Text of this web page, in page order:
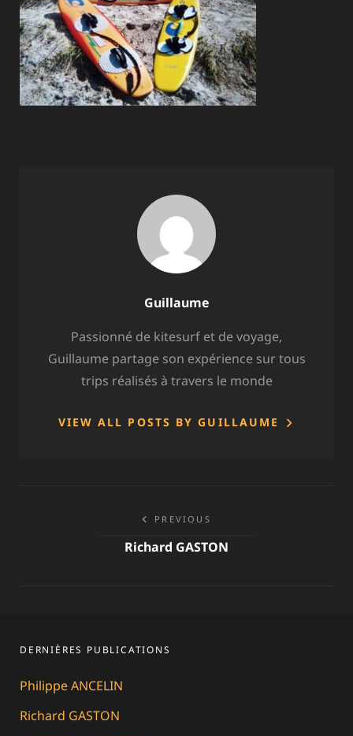
Author:
Guillaume
Passionné de kitesurf et de voyage,
Guillaume partage son expérience sur tous
trips réalisés à travers le monde
VIEW ALL POSTS BY GUILLAUME
NavigationPREVIOUS
Richard GASTON
DERNIÈRES PUBLICATIONS
Philippe ANCELIN
Richard GASTON